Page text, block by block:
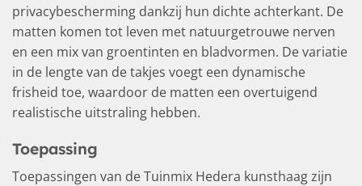
privacybescherming dankzij hun dichte achterkant. De
matten komen tot leven met natuurgetrouwe nerven
en een mix van groentinten en bladvormen. De variatie
in de lengte van de takjes voegt een dynamische
frisheid toe, waardoor de matten een overtuigend
realistische uitstraling hebben.
Toepassing
Toepassingen van de Tuinmix Hedera kunsthaag zijn